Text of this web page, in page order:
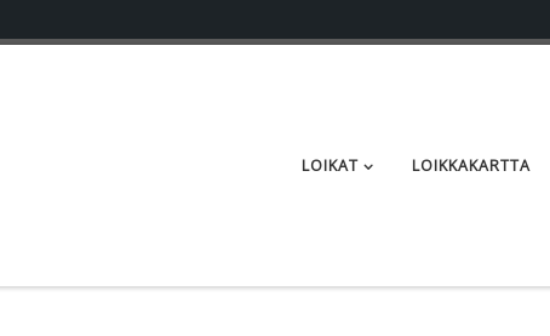
LOIKAT LOIKKAKARTTA